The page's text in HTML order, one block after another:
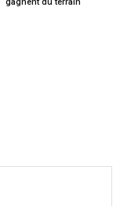
gagnent du terrain